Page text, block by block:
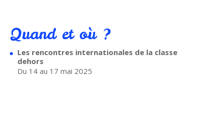
Quand et où ?
Les rencontres internationales de la classe
dehors
Du 14 au 17 mai 2025